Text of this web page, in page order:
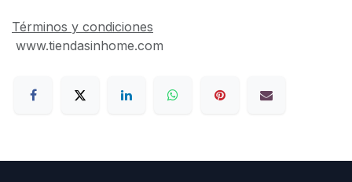
Términos y condiciones
www.tiendasinhome.com